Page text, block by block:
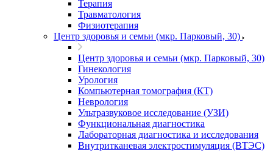
Терапия
Травматология
Физиотерапия
Центр здоровья и семьи (мкр. Парковый, 30)
Центр здоровья и семьи (мкр. Парковый, 30)
Гинекология
Урология
Компьютерная томография (КТ)
Неврология
Ультразвуковое исследование (УЗИ)
Функциональная диагностика
Лабораторная диагностика и исследования
Внутритканевая электростимуляция (ВТЭС)